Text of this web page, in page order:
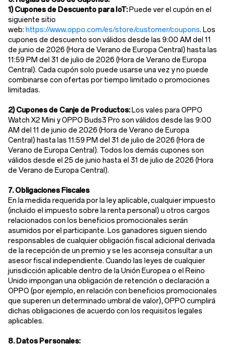
1) Cupones de Descuento para IoT:Puede ver el cupón en el
siguiente sitio
web: https://www.oppo.com/es/store/customer/coupons. Los
cupones de descuento son válidos desde las 9:00 AM del 11
de junio de 2026 (Hora de Verano de Europa Central) hasta las
11:59 PM del 31 de julio de 2026 (Hora de Verano de Europa
Central). Cada cupón solo puede usarse una vez y no puede
combinarse con ofertas por tiempo limitado o promociones
limitadas.
2) Cupones de Canje de Productos:Los vales para OPPO
Watch X2 Mini y OPPO Buds3 Pro son válidos desde las 9:00
AM del 11 de junio de 2026 (Hora de Verano de Europa
Central) hasta las 11:59 PM del 31 de julio de 2026 (Hora de
Verano de Europa Central). Todos los demás cupones son
válidos desde el 25 de junio hasta el 31 de julio de 2026 (Hora
de Verano de Europa Central).
7. Obligaciones Fiscales
En la medida requerida por la ley aplicable, cualquier impuesto
(incluido el impuesto sobre la renta personal) u otros cargos
relacionados con los beneficios promocionales serán
asumidos por el participante. Los ganadores siguen siendo
responsables de cualquier obligación fiscal adicional derivada
de la recepción de un premio y se les aconseja consultar a un
asesor fiscal independiente. Cuando las leyes de cualquier
jurisdicción aplicable dentro de la Unión Europea o el Reino
Unido impongan una obligación de retención o declaración a
OPPO (por ejemplo, en relación con beneficios promocionales
que superen un determinado umbral de valor), OPPO cumplirá
dichas obligaciones de acuerdo con los requisitos legales
aplicables.
8. Datos Personales: